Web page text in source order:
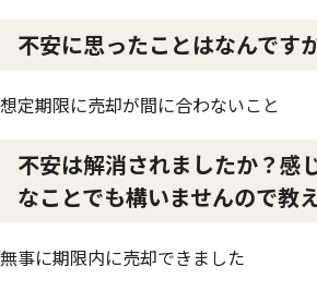
不安に思ったことはなんです
想定期限に売却が間に合わないこと
不安は解消されましたか？感
なことでも構いませんので教
無事に期限内に売却できました